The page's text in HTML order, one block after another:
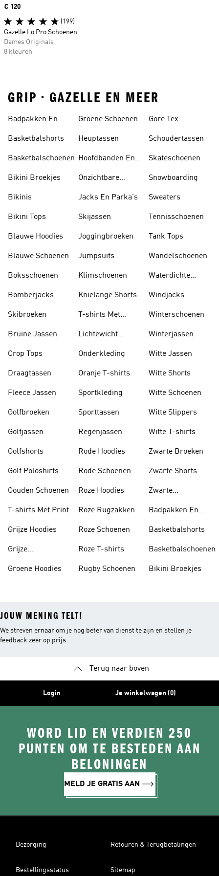
Price
€ 120
(199)
Gazelle Lo Pro Schoenen
Dames Originals
8 kleuren
GRIP • GAZELLE EN MEER
Badpakken En
Basketbalshorts
Basketbalschoenen
Bikini Broekjes
Bikinis
Bikini Tops
Blauwe Hoodies
Blauwe Schoenen
Boksschoenen
Bomberjacks
Skibroeken
Bruine Jassen
Crop Tops
Draagtassen
Fleece Jassen
Golfbroeken
Golfjassen
Golfshorts
Golf Poloshirts
Gouden Schoenen
T-shirts Met Print
Grijze Hoodies
Grijze
Groene Hoodies
Groene Schoenen
Heuptassen
Hoofdbanden En
Onzichtbare
Jacks En Parka's
Skijassen
Joggingbroeken
Jumpsuits
Klimschoenen
Knielange Shorts
T-shirts Met
Lichtewicht
Onderkleding
Oranje T-shirts
Sportkleding
Sporttassen
Regenjassen
Rode Hoodies
Rode Schoenen
Roze Hoodies
Roze Rugzakken
Roze Schoenen
Roze T-shirts
Rugby Schoenen
Gore Tex
Schoudertassen
Skateschoenen
Snowboarding
Sweaters
Tennisschoenen
Tank Tops
Wandelschoenen
Waterdichte
Windjacks
Winterschoenen
Winterjassen
Witte Jassen
Witte Shorts
Witte Schoenen
Witte Slippers
Witte T-shirts
Zwarte Broeken
Zwarte Shorts
Zwarte
Badpakken En
Basketbalshorts
Basketbalschoenen
Bikini Broekjes
JOUW MENING TELT!
We streven ernaar om je nog beter van dienst te zijn en stellen je
feedback zeer op prijs.
Terug naar boven
Login Je winkelwagen (0)
WORD LID EN VERDIEN 250
PUNTEN OM TE BESTEDEN AAN
BELONINGEN
MELD JE GRATIS AAN
Bezorging Retouren & Terugbetalingen
Bestellingsstatus Sitemap